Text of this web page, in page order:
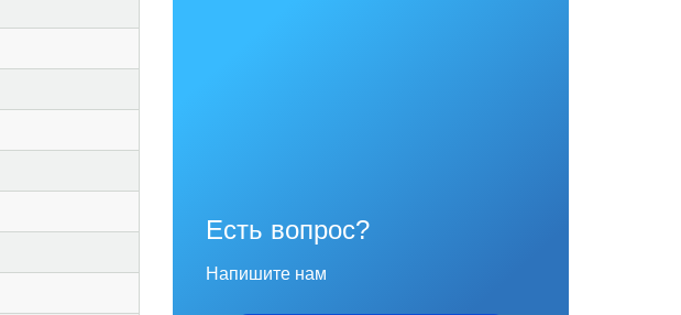
Есть вопрос?
Напишите нам